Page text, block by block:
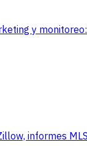
y
informes